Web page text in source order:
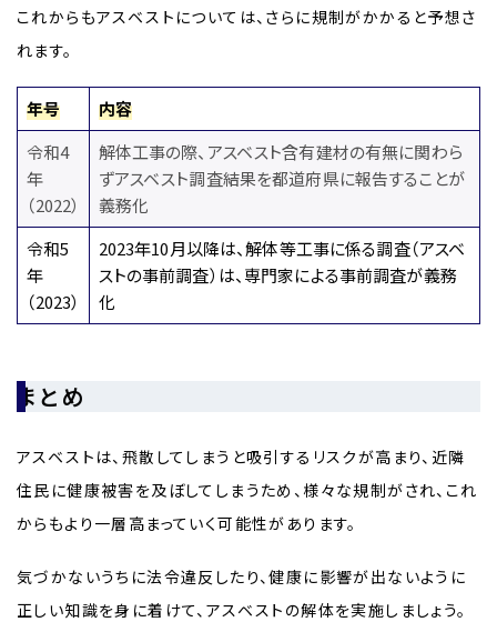
これからもアスベストについては、さらに規制がかかると予想さ
れます。
年号
内容
令和4
年
（2022）
解体工事の際、アスベスト含有建材の有無に関わら
ずアスベスト調査結果を都道府県に報告することが
義務化
令和5
年
（2023）
2023年10月以降は、解体等工事に係る調査（アスベ
ストの事前調査）は、専門家による事前調査が義務
化
まとめ
アスベストは、飛散してしまうと吸引するリスクが高まり、近隣
住民に健康被害を及ぼしてしまうため、様々な規制がされ、これ
からもより一層高まっていく可能性があります。
気づかないうちに法令違反したり、健康に影響が出ないように
正しい知識を身に着けて、アスベストの解体を実施しましょう。